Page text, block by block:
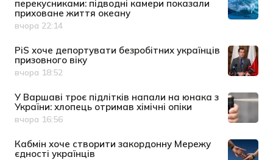
перекусниками: підводні камери показали
приховане життя океану
Дата публікації
вчора 22:14
PiS хоче депортувати безробітних українців
призовного віку
Дата публікації
вчора 18:52
У Варшаві троє підлітків напали на юнака з
України: хлопець отримав хімічні опіки
Дата публікації
вчора 16:56
Кабмін хоче створити закордонну Мережу
єдності українців